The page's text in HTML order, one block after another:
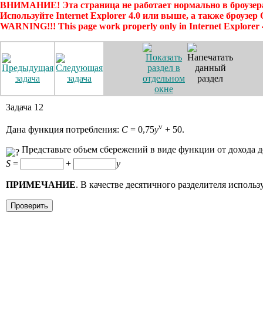
ВНИМАНИЕ! Эта страница не работает нормально в
Используйте Internet Explorer 4.0 или выше, а также броузер
WARNING!!! This page work properly only in Internet Explorer
Задача 12
Дана функция потребления: C = 0,75yv + 50.
Представьте объем сбережений в виде функции от дохода
S = + y
ПРИМЕЧАНИЕ. В качестве десятичного разделителя